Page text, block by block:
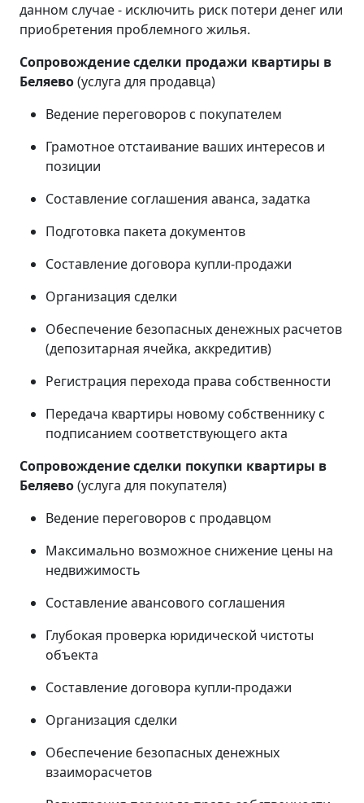
данном случае - исключить риск потери денег или
приобретения проблемного жилья.
Сопровождение сделки продажи квартиры в
Беляево(услуга для продавца)
Ведение переговоров с покупателем
Грамотное отстаивание ваших интересов и
позиции
Составление соглашения аванса, задатка
Подготовка пакета документов
Составление договора купли-продажи
Организация сделки
Обеспечение безопасных денежных расчетов
(депозитарная ячейка, аккредитив)
Регистрация перехода права собственности
Передача квартиры новому собственнику с
подписанием соответствующего акта
Сопровождение сделки покупки квартиры в
Беляево(услуга для покупателя)
Ведение переговоров с продавцом
Максимально возможное снижение цены на
недвижимость
Составление авансового соглашения
Глубокая проверка юридической чистоты
объекта
Составление договора купли-продажи
Организация сделки
Обеспечение безопасных денежных
взаиморасчетов